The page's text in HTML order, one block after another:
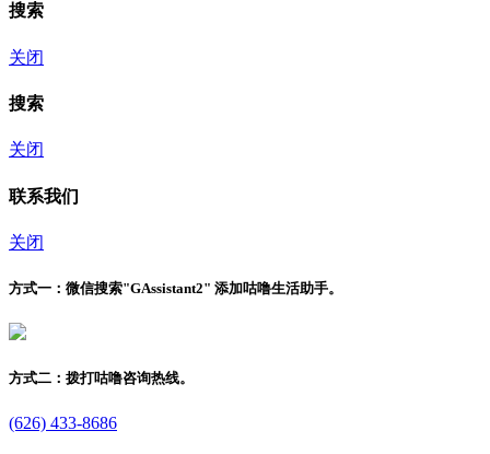
搜索
关闭
搜索
关闭
联系我们
关闭
方式一： 微信搜索"GAssistant2" 添加咕噜生活助手。
方式二： 拨打咕噜咨询热线。
(626) 433-8686